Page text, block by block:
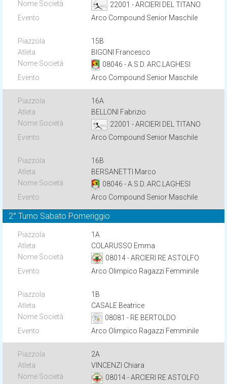
22001 - ARCIERI DEL TITANO
Arco Compound Senior Maschile
15B
BIGONI Francesco
08046 - A.S.D. ARC.LAGHESI
Arco Compound Senior Maschile
16A
BELLONI Fabrizio
22001 - ARCIERI DEL TITANO
Arco Compound Senior Maschile
16B
BERSANETTI Marco
08046 - A.S.D. ARC.LAGHESI
Arco Compound Senior Maschile
2° Turno Sabato Pomeriggio
1A
COLARUSSO Emma
08014 - ARCIERI RE ASTOLFO
Arco Olimpico Ragazzi Femminile
1B
CASALE Beatrice
08081 - RE BERTOLDO
Arco Olimpico Ragazzi Femminile
2A
VINCENZI Chiara
08014 - ARCIERI RE ASTOLFO